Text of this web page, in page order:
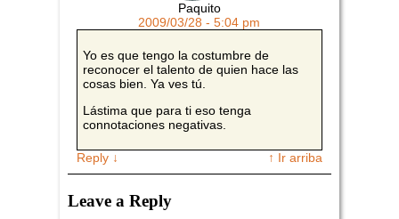
Paquito
2009/03/28 - 5:04 pm
Yo es que tengo la costumbre de
reconocer el talento de quien hace las
cosas bien. Ya ves tú.
Lástima que para ti eso tenga
connotaciones negativas.
Reply ↓ ↑ Ir arriba
Leave a Reply